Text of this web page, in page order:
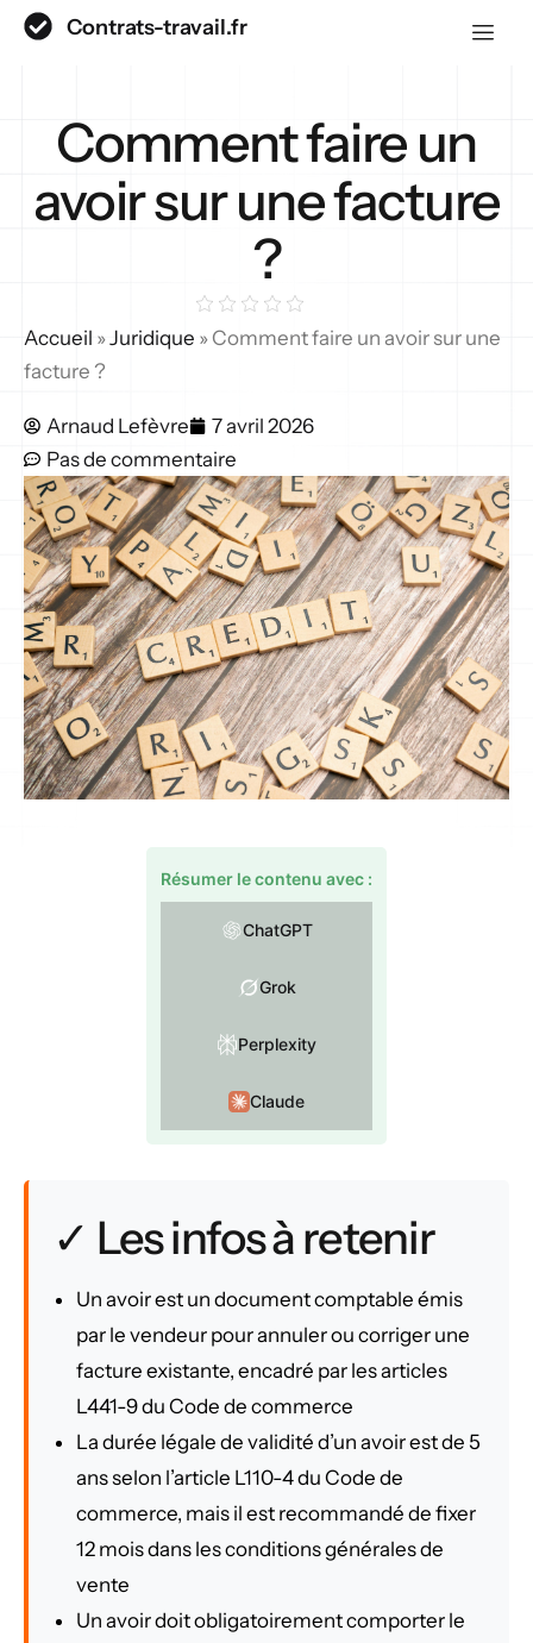
Contrats-travail.fr
Comment faire un
avoir sur une facture
?
Accueil »Juridique » Comment faire un avoir sur une
facture ?
Arnaud Lefèvre
7 avril 2026
Pas de commentaire
Résumer le contenu avec :
ChatGPT
Grok
Perplexity
Claude
✓ Les infos à retenir
Un avoir est un document comptable émis
par le vendeur pour annuler ou corriger une
facture existante, encadré par les articles
L441-9 du Code de commerce
La durée légale de validité d’un avoir est de 5
ans selon l’article L110-4 du Code de
commerce, mais il est recommandé de fixer
12 mois dans les conditions générales de
vente
Un avoir doit obligatoirement comporter le